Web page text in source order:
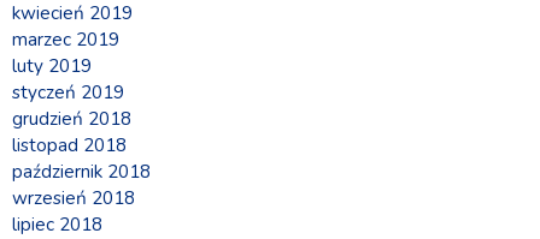
kwiecień 2019
marzec 2019
luty 2019
styczeń 2019
grudzień 2018
listopad 2018
październik 2018
wrzesień 2018
lipiec 2018